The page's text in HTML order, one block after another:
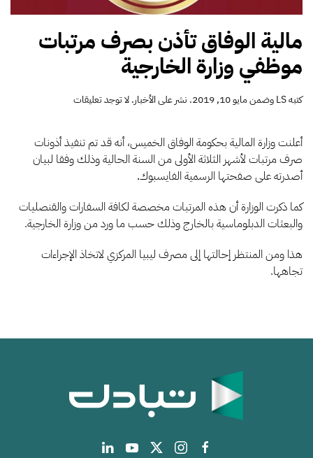
مالية الوفاق تأذن بصرف مرتبات
موظفي وزارة الخارجية
كتبهLSوضمنمايو 10, 2019 . نشر علىالأخبار.لا توجد تعليقاتعلى
تأذن
بصرف
مرتبات
الخارجية
أعلنت وزارة المالية بحكومة الوفاق الخميس، أنه قد تم تنفيذ أذونات
صرف مرتبات لأشهر الثلاثة الأولى من السنة الحالية وذلك وفقا لبيان
أصدرته على صفحتها الرسمية الفايسبوك.
كما ذكرت الوزارة أن هذه المرتبات مخصصة لكافة السفارات والقنصليات
والبعثات الدبلوماسية بالخارج وذلك حسب ما ورد من وزارة الخارجية.
هذا ومن المنتظر إحالتها إلى مصرف ليبيا المركزي لاتخاذ الإجراءات
تجاهها.